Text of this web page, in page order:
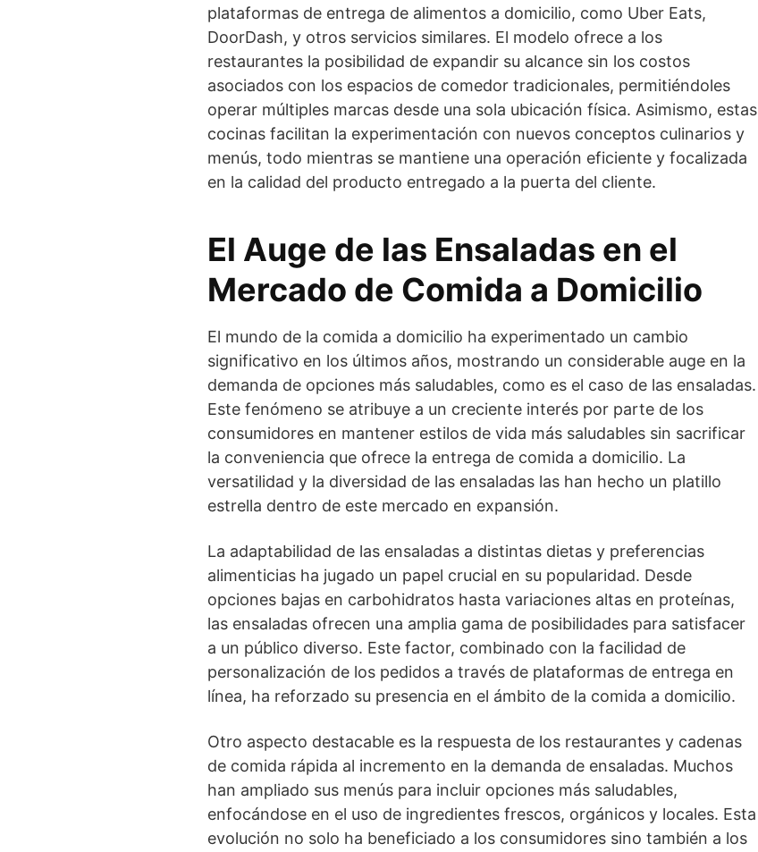
plataformas de entrega de alimentos a domicilio, como Uber Eats,
DoorDash, y otros servicios similares. El modelo ofrece a los
restaurantes la posibilidad de expandir su alcance sin los costos
asociados con los espacios de comedor tradicionales, permitiéndoles
operar múltiples marcas desde una sola ubicación física. Asimismo, estas
cocinas facilitan la experimentación con nuevos conceptos culinarios y
menús, todo mientras se mantiene una operación eficiente y focalizada
en la calidad del producto entregado a la puerta del cliente.
El Auge de las Ensaladas en el
Mercado de Comida a Domicilio
El mundo de la comida a domicilio ha experimentado un cambio
significativo en los últimos años, mostrando un considerable auge en la
demanda de opciones más saludables, como es el caso de las ensaladas.
Este fenómeno se atribuye a un creciente interés por parte de los
consumidores en mantener estilos de vida más saludables sin sacrificar
la conveniencia que ofrece la entrega de comida a domicilio. La
versatilidad y la diversidad de las ensaladas las han hecho un platillo
estrella dentro de este mercado en expansión.
La adaptabilidad de las ensaladas a distintas dietas y preferencias
alimenticias ha jugado un papel crucial en su popularidad. Desde
opciones bajas en carbohidratos hasta variaciones altas en proteínas,
las ensaladas ofrecen una amplia gama de posibilidades para satisfacer
a un público diverso. Este factor, combinado con la facilidad de
personalización de los pedidos a través de plataformas de entrega en
línea, ha reforzado su presencia en el ámbito de la comida a domicilio.
Otro aspecto destacable es la respuesta de los restaurantes y cadenas
de comida rápida al incremento en la demanda de ensaladas. Muchos
han ampliado sus menús para incluir opciones más saludables,
enfocándose en el uso de ingredientes frescos, orgánicos y locales. Esta
evolución no solo ha beneficiado a los consumidores sino también a los